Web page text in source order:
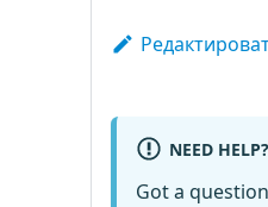
NEED HELP?
Got a